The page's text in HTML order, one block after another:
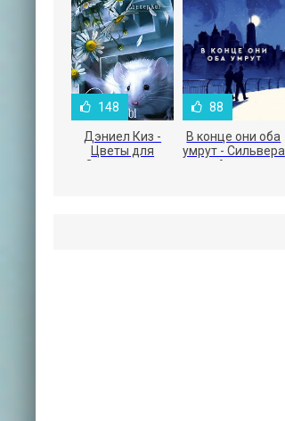
148
Дэниел Киз -
Цветы для
Элджернона
88
В конце они оба
умрут - Сильвера
Адам